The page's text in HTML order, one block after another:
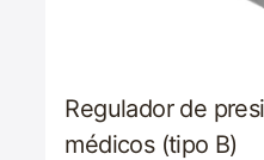
Regulador de
médicos (tipo B)